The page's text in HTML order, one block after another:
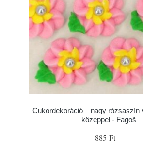
Cukordekoráció – nagy rózsaszín
középpel - Fagoš
885 Ft